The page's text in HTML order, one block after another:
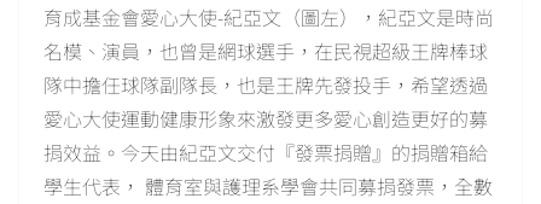
育成基金會愛心大使-紀亞文（圖左），紀亞文是時尚
名模、演員，也曾是網球選手，在民視超級王牌棒球
隊中擔任球隊副隊長，也是王牌先發投手，希望透過
愛心大使運動健康形象來激發更多愛心創造更好的募
捐效益。今天由紀亞文交付『發票捐贈』的捐贈箱給
學生代表， 體育室與護理系學會共同募捐發票，全數